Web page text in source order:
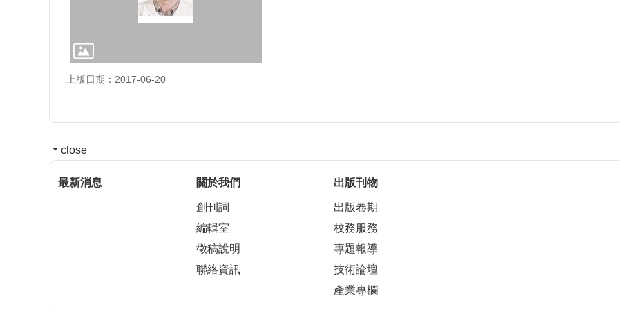
上版日期：2017-06-20
close
最新消息 關於我們
創刊詞
編輯室
徵稿說明
聯絡資訊
出版刊物
出版卷期
校務服務
專題報導
技術論壇
產業專欄